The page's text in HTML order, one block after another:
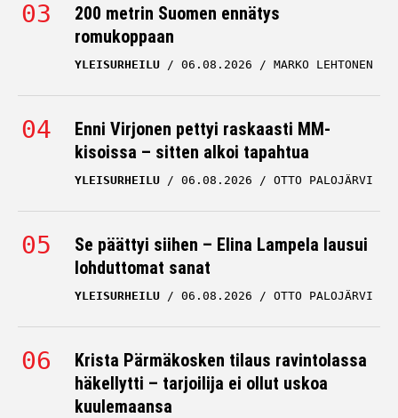
200 metrin Suomen ennätys
romukoppaan
YLEISURHEILU 06.08.2026 MARKO LEHTONEN
Enni Virjonen pettyi raskaasti MM-
kisoissa – sitten alkoi tapahtua
YLEISURHEILU 06.08.2026 OTTO PALOJÄRVI
Se päättyi siihen – Elina Lampela lausui
lohduttomat sanat
YLEISURHEILU 06.08.2026 OTTO PALOJÄRVI
Krista Pärmäkosken tilaus ravintolassa
häkellytti – tarjoilija ei ollut uskoa
kuulemaansa